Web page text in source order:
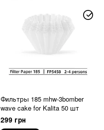
Фильтры 185 mhw-3bomber
wave cake for Kalita 50 шт
299 грн